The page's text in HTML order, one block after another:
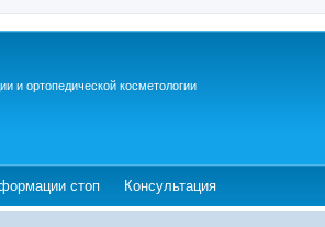
и ортопедической косметологии
стоп(Opens a new tab)
Консультация(Opens a new tab)